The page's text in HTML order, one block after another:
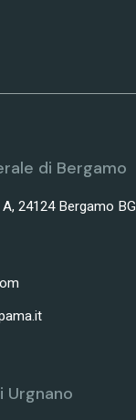
di Bergamo
24124 Bergamo BG
Urgnano